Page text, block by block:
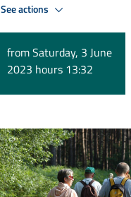
See actions
from Saturday, 3 June
2023 hours 13:32